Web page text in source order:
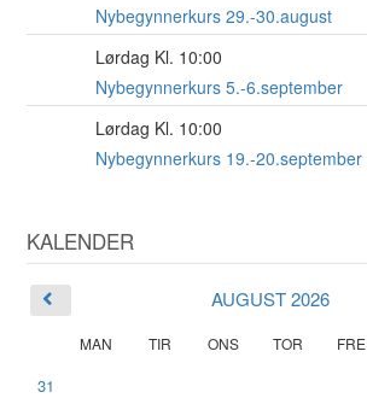
Nybegynnerkurs 29.-30.august
Lørdag Kl. 10:00
Nybegynnerkurs 5.-6.september
Lørdag Kl. 10:00
Nybegynnerkurs 19.-20.september
KALENDER
AUGUST 2026
MAN TIR ONS TOR FRE
31